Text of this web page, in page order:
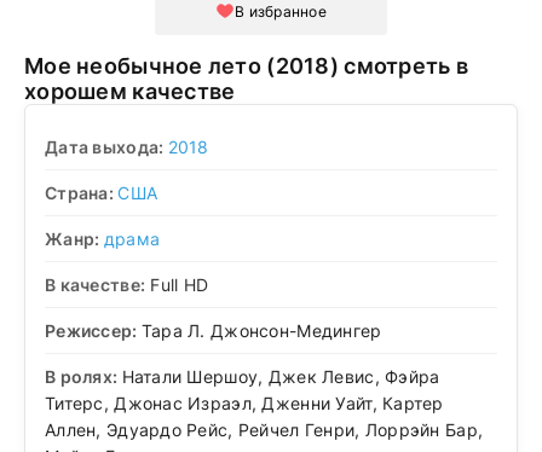
В избранное
Мое необычное лето (2018) смотреть в
хорошем качестве
Дата выхода: 2018
Страна:США
Жанр: драма
В качестве: Full HD
Режиссер: Тара Л. Джонсон-Медингер
В ролях: Натали Шершоу, Джек Левис, Фэйра
Титерс, Джонас Израэл, Дженни Уайт, Картер
Аллен, Эдуардо Рейс, Рейчел Генри, Лоррэйн Бар,